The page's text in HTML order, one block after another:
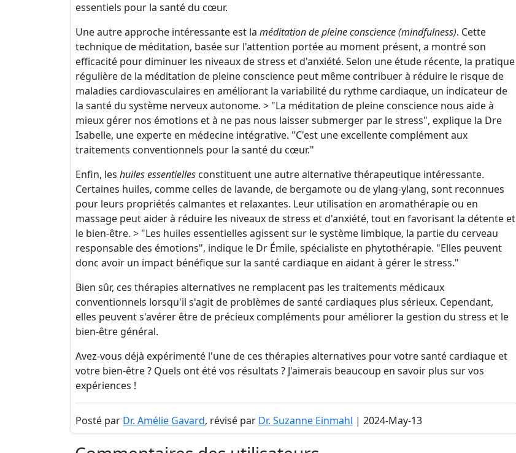
essentiels pour la santé du cœur.
Une autre approche intéressante est la méditation de pleine conscience (mindfulness). Cette
technique de méditation, basée sur l'attention portée au moment présent, a montré son
efficacité pour diminuer les niveaux de stress et d'anxiété. Selon une étude récente, la pratique
régulière de la méditation de pleine conscience peut même contribuer à réduire le risque de
maladies cardiovasculaires en améliorant la variabilité du rythme cardiaque, un indicateur de
la santé du système nerveux autonome. > "La méditation de pleine conscience nous aide à
mieux gérer nos émotions et à ne pas nous laisser submerger par le stress", explique la Dre
Isabelle, une experte en médecine intégrative. "C'est une excellente complément aux
traitements conventionnels pour la santé du cœur."
Enfin, les huiles essentielles constituent une autre alternative thérapeutique intéressante.
Certaines huiles, comme celles de lavande, de bergamote ou de ylang-ylang, sont reconnues
pour leurs propriétés calmantes et relaxantes. Leur utilisation en aromathérapie ou en
massage peut aider à réduire les niveaux de stress et d'anxiété, tout en favorisant la détente et
le bien-être. > "Les huiles essentielles agissent sur le système limbique, la partie du cerveau
responsable des émotions", indique le Dr Émile, spécialiste en phytothérapie. "Elles peuvent
donc avoir un impact bénéfique sur la santé cardiaque en aidant à gérer le stress."
Bien sûr, ces thérapies alternatives ne remplacent pas les traitements médicaux
conventionnels lorsqu'il s'agit de problèmes de santé cardiaques plus sérieux. Cependant,
elles peuvent s'avérer être de précieux compléments pour améliorer la gestion du stress et le
bien-être général.
Avez-vous déjà expérimenté l'une de ces thérapies alternatives pour votre santé cardiaque et
votre bien-être ? Quels ont été vos résultats ? J'aimerais beaucoup en savoir plus sur vos
expériences !
Posté par Dr. Amélie Gavard, révisé par Dr. Suzanne Einmahl | 2024-May-13